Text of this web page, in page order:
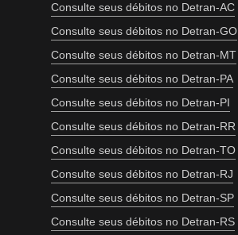
Consulte seus débitos no Detran-AC
Consulte seus débitos no Detran-GO
Consulte seus débitos no Detran-MT
Consulte seus débitos no Detran-PA
Consulte seus débitos no Detran-PI
Consulte seus débitos no Detran-RR
Consulte seus débitos no Detran-TO
Consulte seus débitos no Detran-RJ
Consulte seus débitos no Detran-SP
Consulte seus débitos no Detran-RS